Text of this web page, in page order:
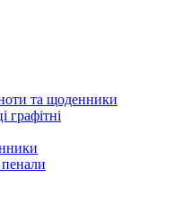
та щоденники
графітні